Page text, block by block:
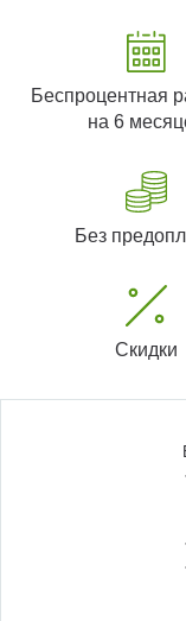
Беспроцентная
на 6
Без
Скидки